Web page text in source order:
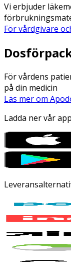
Vi erbjuder
För vårdgivare
För vårdens
på din medicin
Läs mer om
Ladda ner vår app